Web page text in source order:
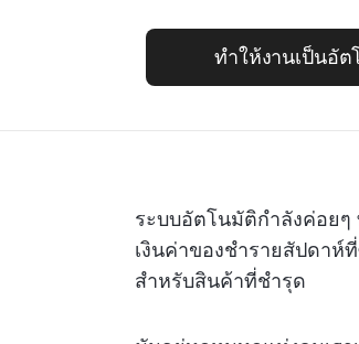
ทำให้งานเป็นอั
ระบบอัตโนมัติกำลังค่อยๆ
เงินค่าของชำรายสัปดาห์
สำหรับสินค้าที่ชำรุด